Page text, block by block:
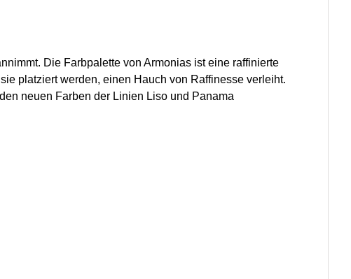
Die Farbpalette von Armonias ist eine raffinierte
platziert werden, einen Hauch von Raffinesse verleiht.
neuen Farben der Linien Liso und Panama